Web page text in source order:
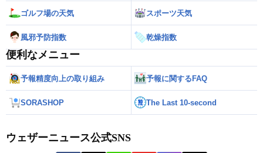
ゴルフ場の天気 スポーツ天気
風邪予防指数 乾燥指数
便利なメニュー
予報精度向上の取り組み 予報に関するFAQ
SORASHOP The Last 10-second
ウェザーニュース公式SNS